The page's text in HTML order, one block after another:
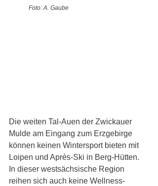
Foto: A. Gaube
Die weiten Tal-Auen der Zwickauer
Mulde am Eingang zum Erzgebirge
können keinen Wintersport bieten mit
Loipen und Après-Ski in Berg-Hütten.
In dieser westsächsische Region
reihen sich auch keine Wellness-